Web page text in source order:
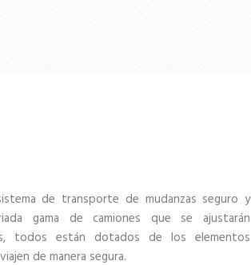
de transporte de mudanzas seguro y
gama de camiones que se ajustarán
todos están dotados de los elementos
de manera segura.